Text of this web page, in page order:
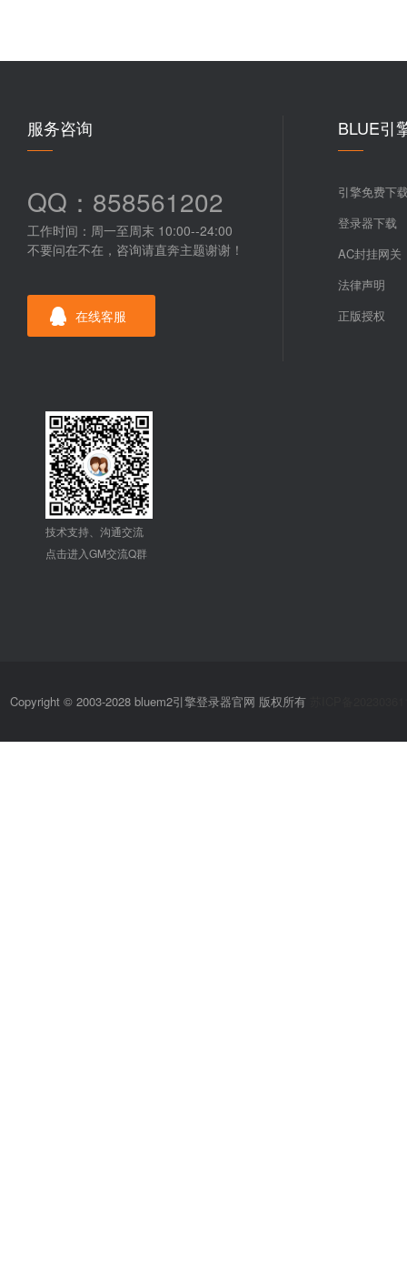
服务咨询
QQ：858561202
工作时间：周一至周末 10:00--24:00
不要问在不在，咨询请直奔主题谢谢！
在线客服
BLUE引
引擎免费下
登录器下载
AC封挂网关
法律声明
正版授权
技术支持、沟通交流
点击进入GM交流Q群
Copyright © 2003-2028 bluem2引擎登录器官网 版权所有